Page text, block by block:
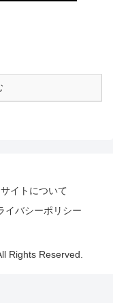
サイトについて
イバシーポリシー
Rights Reserved.